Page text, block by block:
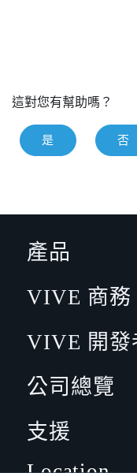
這對您有幫助嗎？
是 否
產品
VIVE 商務
VIVE 開發
公司總覽
支援